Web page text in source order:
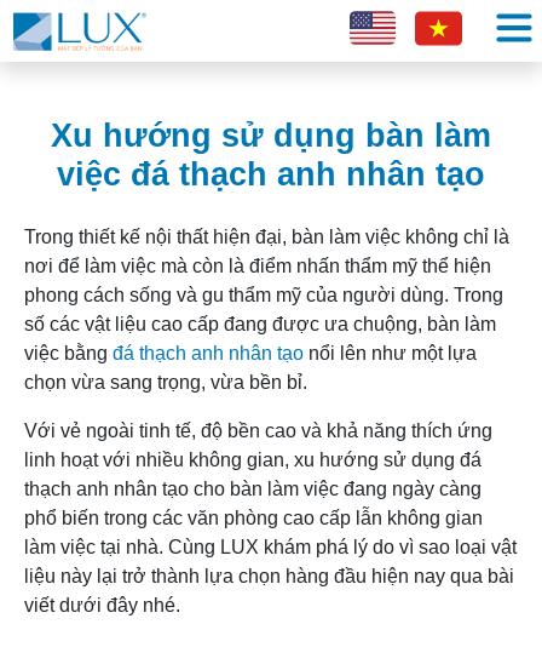
Xu hướng sử dụng bàn làm
việc đá thạch anh nhân tạo
Trong thiết kế nội thất hiện đại, bàn làm việc không chỉ là
nơi để làm việc mà còn là điểm nhấn thẩm mỹ thể hiện
phong cách sống và gu thẩm mỹ của người dùng. Trong
số các vật liệu cao cấp đang được ưa chuộng, bàn làm
việc bằng đá thạch anh nhân tạo nổi lên như một lựa
chọn vừa sang trọng, vừa bền bỉ.
Với vẻ ngoài tinh tế, độ bền cao và khả năng thích ứng
linh hoạt với nhiều không gian, xu hướng sử dụng đá
thạch anh nhân tạo cho bàn làm việc đang ngày càng
phổ biến trong các văn phòng cao cấp lẫn không gian
làm việc tại nhà. Cùng LUX khám phá lý do vì sao loại vật
liệu này lại trở thành lựa chọn hàng đầu hiện nay qua bài
viết dưới đây nhé.